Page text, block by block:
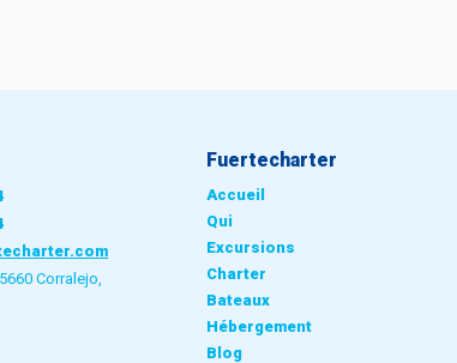
Corralejo,
Fuertecharter
Accueil
Qui
Excursions
Charter
Bateaux
Hébergement
Blog